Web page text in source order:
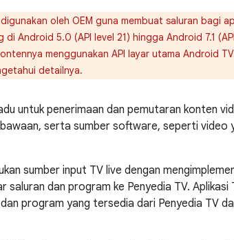
oleh OEM guna membuat saluran bagi
Android 5.0 (API level 21) hingga Android 7.1
menggunakan API layar utama Android
detailnya.
untuk penerimaan dan pemutaran konten
serta sumber software, seperti video
sumber input TV live dengan
saluran dan program ke Penyedia TV. Aplikasi
program yang tersedia dari Penyedia TV